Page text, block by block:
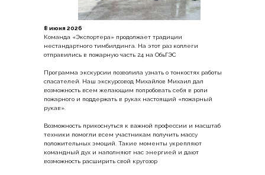
8 июня 2026
Команда «Экспортера» продолжает традиции
нестандартного тимбилдинга. На этот раз коллеги
отправились в пожарную часть 24 на ОбьГЭС
Программа экскурсии позволила узнать о тонкостях работы
спасателей. Наш экскурсовод Михайлов Михаил дал
возможность всем желающим попробовать себя в роли
пожарного и поддержать в руках настоящий «пожарный
рукав».
Возможность прикоснуться к важной профессии и масштаб
техники помогли всем участникам получить массу
положительных эмоций. Такие моменты укрепляют
командный дух и наполняют нас энергией и дают
возможность расширить свой кругозор